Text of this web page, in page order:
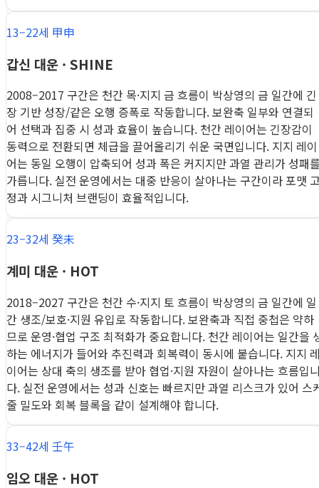
13–22세 甲申
갑신 대운 · SHINE
2008–2017 구간은 천간 목·지지 금 흐름이 박상영의 금 일간에 긴
장 기반 성장/같은 오행 증폭로 작동합니다. 보완축 일부와 연결되
어 선택과 집중 시 성과 효율이 높습니다. 천간 레이어는 긴장감이
동력으로 전환되면 체급을 끌어올리기 쉬운 국면입니다. 지지 레이
어는 동일 오행이 압축되어 성과 폭은 커지지만 과열 관리가 성패
가릅니다. 실전 운영에서는 대중 반응이 살아나는 구간이라 포맷
정과 시그니처 브랜딩이 효율적입니다.
23–32세 癸未
계미 대운 · HOT
2018–2027 구간은 천간 수·지지 토 흐름이 박상영의 금 일간에 일
간 생조/보호·지원 유입로 작동합니다. 보완축과 직접 중첩은 약하
므로 운영·협업 구조 최적화가 중요합니다. 천간 레이어는 일간을
하는 에너지가 들어와 추진력과 회복력이 동시에 붙습니다. 지지
이어는 상대 축의 생조를 받아 협업·지원 자원이 살아나는 흐름입
다. 실전 운영에서는 성과 신호는 빠르지만 과열 리스크가 있어 스
줄 밀도와 회복 블록을 같이 설계해야 합니다.
33–42세 壬午
임오 대운 · HOT